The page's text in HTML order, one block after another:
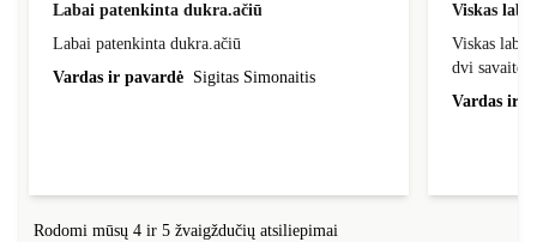
Labai patenkinta dukra.ačiū
Labai patenkinta dukra.ačiū
Vardas ir pavardė Sigitas Simonaitis
Viskas
Viskas
dvi
Vardas ir
Rodomi mūsų 4 ir 5 žvaigždučių atsiliepimai